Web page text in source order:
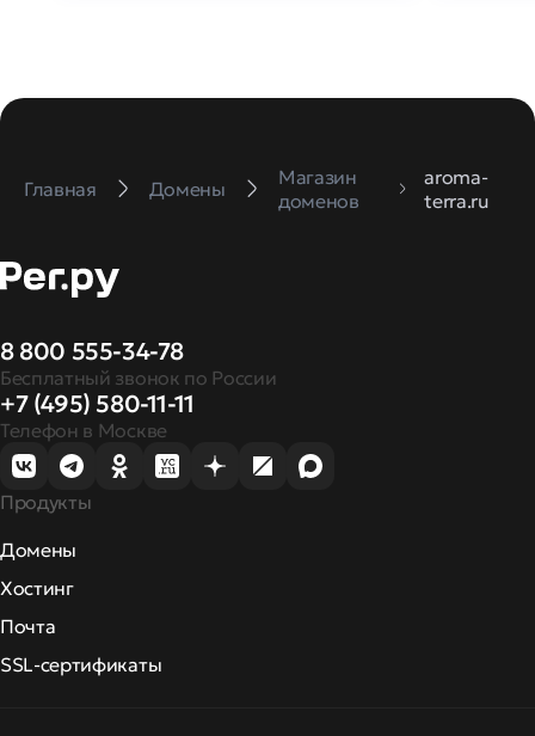
Главная Домены
Магазин
доменов
aroma-
terra.ru
8 800 555-34-78
Бесплатный звонок по России
+7 (495) 580-11-11
Телефон в Москве
Продукты
Домены
Хостинг
Почта
SSL-сертификаты